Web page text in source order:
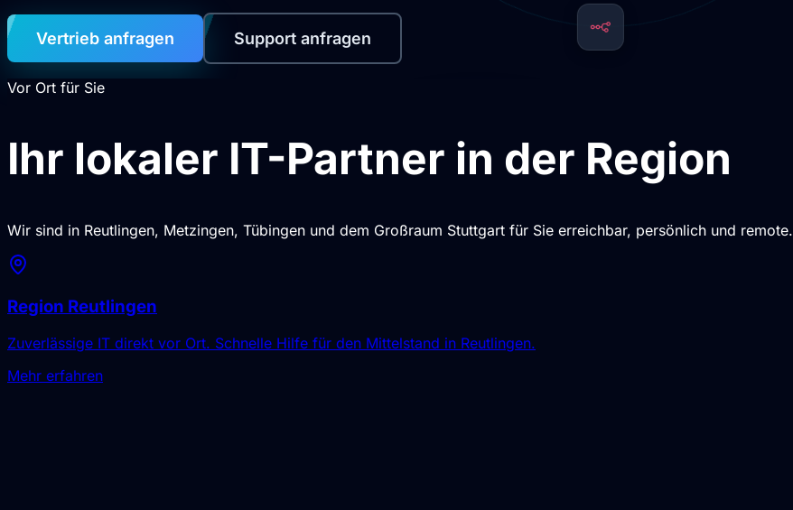
Vertrieb anfragen Support anfragen
Vor Ort für Sie
Ihr lokaler IT-Partner in der Region
Wir sind in Reutlingen, Metzingen, Tübingen und dem Großraum Stuttgart für Sie erreichbar, persönlich und remote.
Region Reutlingen
Zuverlässige IT direkt vor Ort. Schnelle Hilfe für den Mittelstand in Reutlingen.
Mehr erfahren